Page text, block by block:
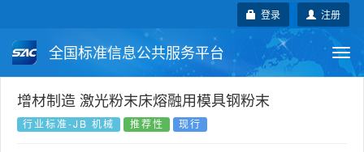
注册
登录
全国标准信息公共服务平台
国家标准 行业标准
增材制造 激光粉末床熔融用模具钢粉末
行业标准-JB 机械 推荐性 现行